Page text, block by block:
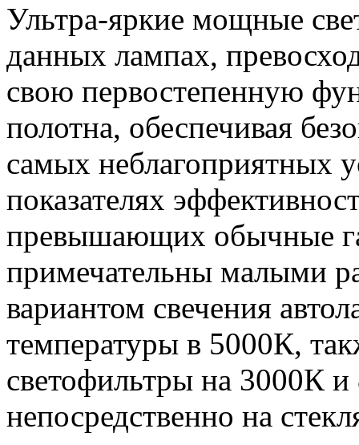
Ультра-яркие мощные
данных лампах,
свою первостепенную
полотна, обеспечивая
самых неблагоприятных
показателях
превышающих обычные
примечательны малыми
вариантом свечения
температуры в 5000К,
светофильтры на 3000К
непосредственно на